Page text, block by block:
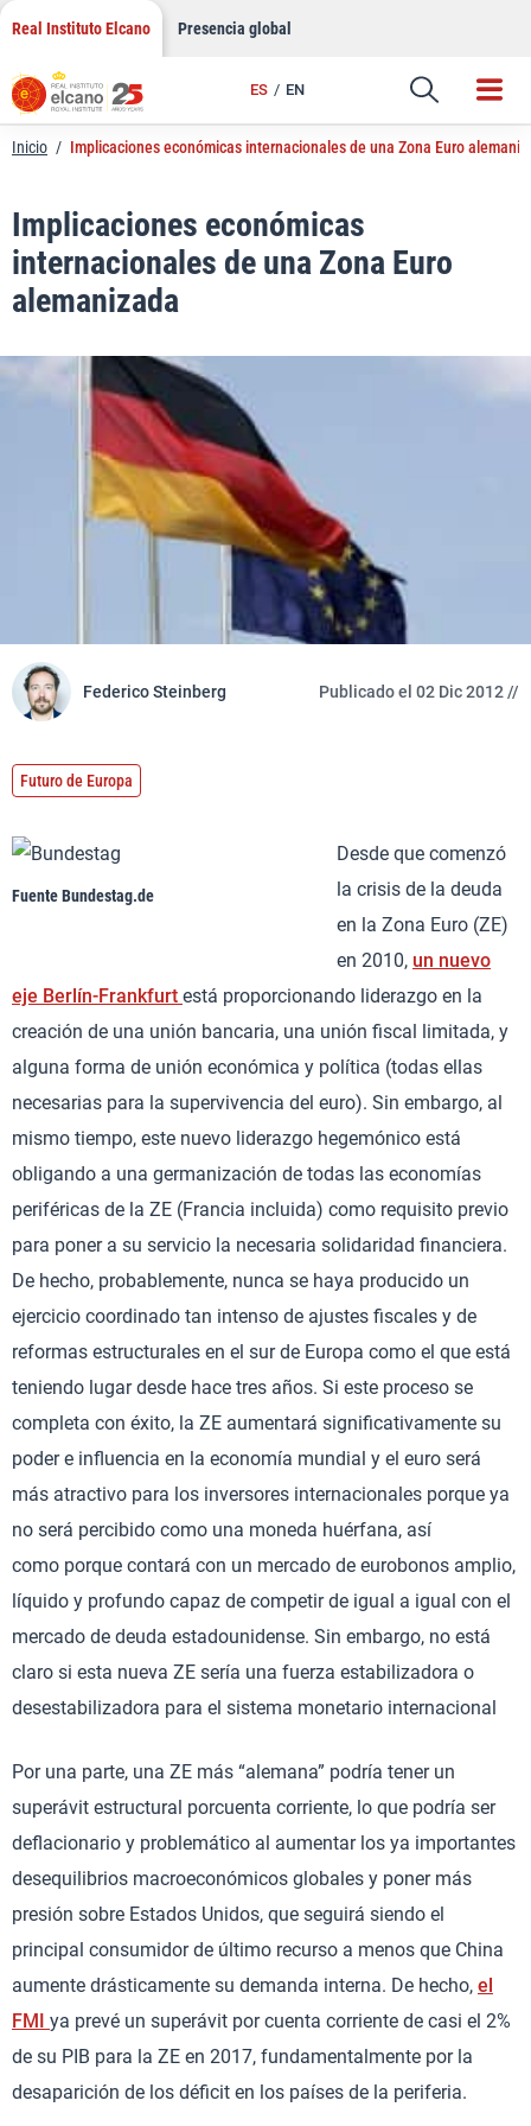
Saltar
contenido
Real Instituto Elcano Presencia global
ES EN
Enlace
Inicio / Implicaciones económicas internacionales de una Zona Euro
Implicaciones económicas
internacionales de una Zona Euro
alemanizada
Federico Steinberg Publicado el 02 Dic 2012 //
Futuro de Europa
Fuente Bundestag.de
Desde que comenzó
la crisis de la deuda
en la Zona Euro (ZE)
en 2010, un nuevo
eje Berlín-Frankfurt está proporcionando liderazgo en la
creación de una unión bancaria, una unión fiscal limitada, y
alguna forma de unión económica y política (todas ellas
necesarias para la supervivencia del euro). Sin embargo, al
mismo tiempo, este nuevo liderazgo hegemónico está
obligando a una germanización de todas las economías
periféricas de la ZE (Francia incluida) como requisito previo
para poner a su servicio la necesaria solidaridad financiera.
De hecho, probablemente, nunca se haya producido un
ejercicio coordinado tan intenso de ajustes fiscales y de
reformas estructurales en el sur de Europa como el que está
teniendo lugar desde hace tres años. Si este proceso se
completa con éxito, la ZE aumentará significativamente su
poder e influencia en la economía mundial y el euro será
más atractivo para los inversores internacionales porque ya
no será percibido como una moneda huérfana, así
como porque contará con un mercado de eurobonos amplio,
líquido y profundo capaz de competir de igual a igual con el
mercado de deuda estadounidense. Sin embargo, no está
claro si esta nueva ZE sería una fuerza estabilizadora o
desestabilizadora para el sistema monetario internacional
Por una parte, una ZE más “alemana” podría tener un
superávit estructural porcuenta corriente, lo que podría ser
deflacionario y problemático al aumentar los ya importantes
desequilibrios macroeconómicos globales y poner más
presión sobre Estados Unidos, que seguirá siendo el
principal consumidor de último recurso a menos que China
aumente drásticamente su demanda interna. De hecho, el
FMI ya prevé un superávit por cuenta corriente de casi el 2%
de su PIB para la ZE en 2017, fundamentalmente por la
desaparición de los déficit en los países de la periferia.